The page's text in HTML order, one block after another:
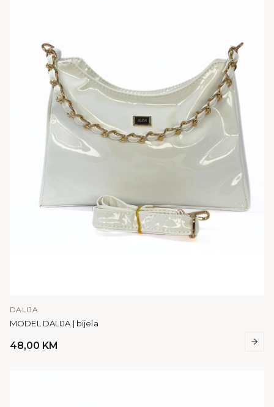
DALIJA
MODEL DALIJA | bijela
48,00 KM